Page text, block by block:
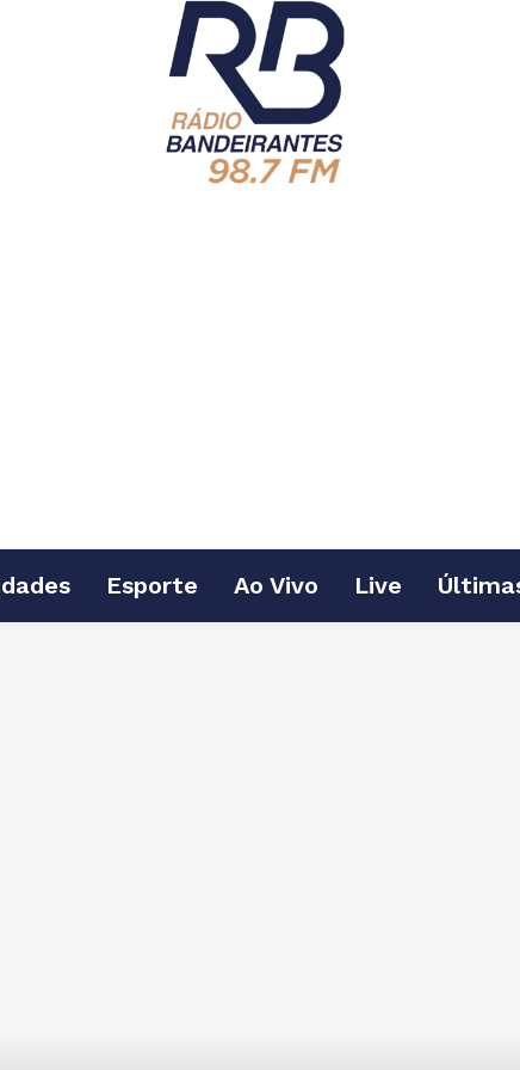
Esporte Ao Vivo Live